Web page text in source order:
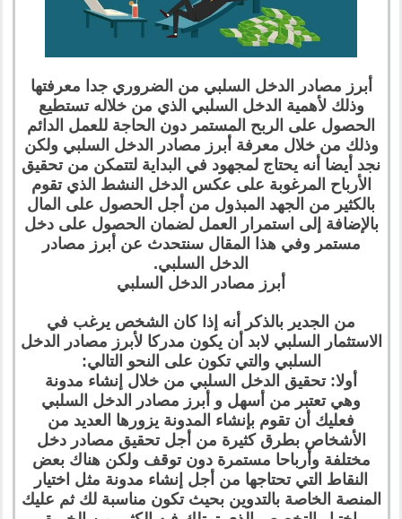
أبرز مصادر الدخل السلبي من الضروري جدا معرفتها
وذلك لأهمية الدخل السلبي الذي من خلاله تستطيع
الحصول على الربح المستمر دون الحاجة للعمل الدائم
وذلك من خلال معرفة أبرز مصادر الدخل السلبي ولكن
نجد أيضا أنه يحتاج لمجهود في البداية لتتمكن من تحقيق
الأرباح المرغوبة على عكس الدخل النشط الذي تقوم
بالكثير من الجهد المبذول من أجل الحصول على المال
بالإضافة إلى استمرار العمل لضمان الحصول على دخل
مستمر وفي هذا المقال سنتحدث عن أبرز مصادر
الدخل السلبي.
أبرز مصادر الدخل السلبي
من الجدير بالذكر أنه إذا كان الشخص يرغب في
الاستثمار السلبي لابد أن يكون مدركا لأبرز مصادر الدخل
السلبي والتي تكون على النحو التالي:
أولا: تحقيق الدخل السلبي من خلال إنشاء مدونة
وهي تعتبر من أسهل و أبرز مصادر الدخل السلبي
فعليك أن تقوم بإنشاء المدونة يزورها العديد من
الأشخاص بطرق كثيرة من أجل تحقيق مصادر دخل
مختلفة وأرباحا مستمرة دون توقف ولكن هناك بعض
النقاط التي تحتاجها من أجل إنشاء مدونة مثل اختيار
المنصة الخاصة بالتدوين بحيث تكون مناسبة لك ثم عليك